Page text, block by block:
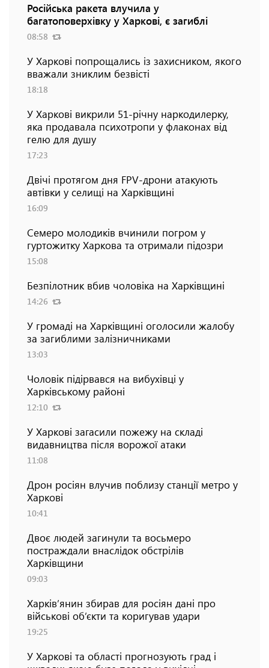
Російська ракета влучила у
багатоповерхівку у Харкові, є загиблі
08:58
У Харкові попрощались із захисником, якого
вважали зниклим безвісті
18:18
У Харкові викрили 51-річну наркодилерку,
яка продавала психотропи у флаконах від
гелю для душу
17:23
Двічі протягом дня FPV-дрони атакують
автівки у селищі на Харківщині
16:09
Семеро молодиків вчинили погром у
гуртожитку Харкова та отримали підозри
15:08
Безпілотник вбив чоловіка на Харківщині
14:26
У громаді на Харківщині оголосили жалобу
за загиблими залізничниками
13:03
Чоловік підірвався на вибухівці у
Харківському районі
12:10
У Харкові загасили пожежу на складі
видавництва після ворожої атаки
11:08
Дрон росіян влучив поблизу станції метро у
Харкові
10:41
Двоє людей загинули та восьмеро
постраждали внаслідок обстрілів
Харківщини
09:03
Харків’янин збирав для росіян дані про
військові об’єкти та коригував удари
19:25
У Харкові та області прогнозують град і